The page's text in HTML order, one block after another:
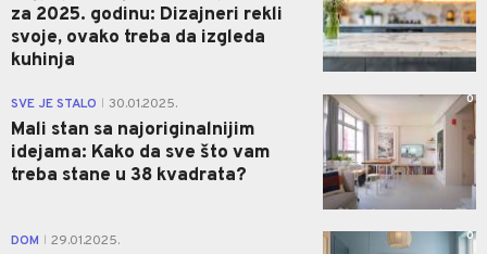
za 2025. godinu: Dizajneri rekli
svoje, ovako treba da izgleda
kuhinja
SVE JE STALO 30.01.2025.
Mali stan sa najoriginalnijim
idejama: Kako da sve što vam
treba stane u 38 kvadrata?
0
DOM 29.01.2025. 0